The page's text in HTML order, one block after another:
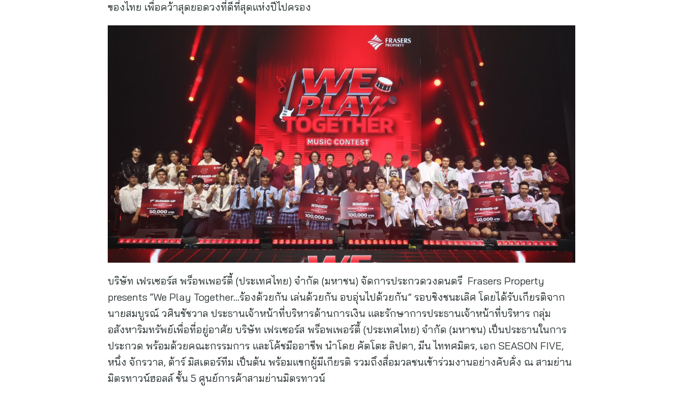
ของไทย เพื่อคว้าสุดยอดวงที่ดีที่สุดแห่งปีไปครอง
บริษัท เฟรเซอร์ส พร็อพเพอร์ตี้ (ประเทศไทย) จำกัด (มหาชน) จัดการประกวดวงดนตรี Frasers Property
presents “We Play Together…ร้องด้วยกัน เล่นด้วยกัน อบอุ่นไปด้วยกัน” รอบชิงชนะเลิศ โดยได้รับเกียรติจาก
นายสมบูรณ์ วศินชัชวาล ประธานเจ้าหน้าที่บริหารด้านการเงิน และรักษาการประธานเจ้าหน้าที่บริหาร กลุ่ม
อสังหาริมทรัพย์เพื่อที่อยู่อาศัย บริษัท เฟรเซอร์ส พร็อพเพอร์ตี้ (ประเทศไทย) จำกัด (มหาชน) เป็นประธานในการ
ประกวด พร้อมด้วยคณะกรรมการ และโค้ชมืออาชีพ นำโดย คัตโตะ ลิปตา, มีน ไททศมิตร, เอก SEASON FIVE,
หนึ่ง จักรวาล, ต้าร์ มิสเตอร์ทีม เป็นต้น พร้อมแขกผู้มีเกียรติ รวมถึงสื่อมวลชนเข้าร่วมงานอย่างคับคั่ง ณ สามย่าน
มิตรทาวน์ฮอลล์ ชั้น 5 ศูนย์การค้าสามย่านมิตรทาวน์